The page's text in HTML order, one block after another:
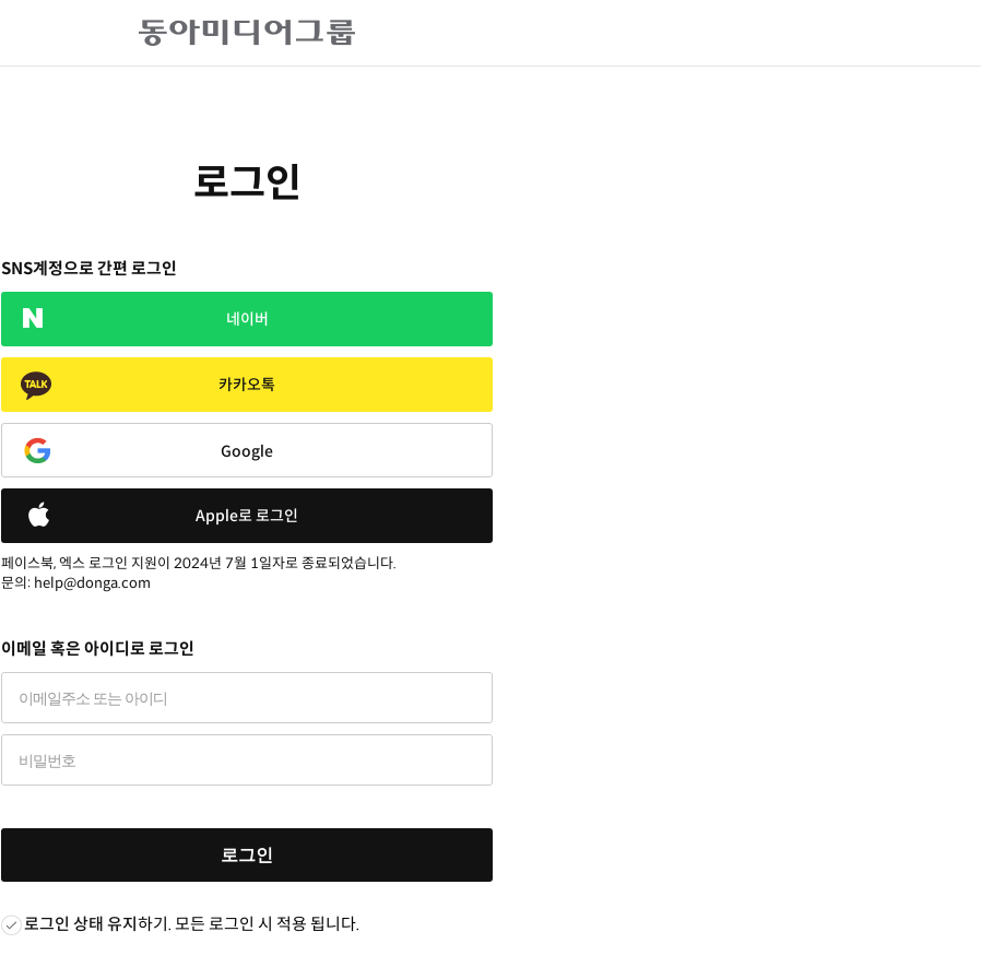
로그인
SNS계정으로 간편 로그인
네이버
카카오톡
Google
Apple로 로그인
페이스북, 엑스 로그인 지원이 2024년 7월 1일자로 종료되었습니다.
문의: help@donga.com
이메일 혹은 아이디로 로그인
로그인
로그인 상태 유지하기. 모든 로그인 시 적용 됩니다.